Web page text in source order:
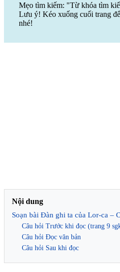
Mẹo tìm kiếm: "Từ khóa tìm
Lưu ý! Kéo xuống cuối trang
nhé!
Nội dung
Soạn bài Đàn ghi ta của Lor-ca –
Câu hỏi Trước khi đọc (trang 9
Câu hỏi Đọc văn bản
Câu hỏi Sau khi đọc